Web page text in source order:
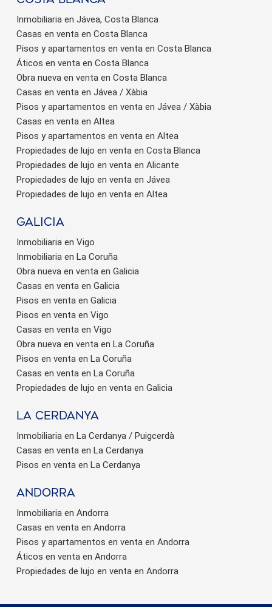
Inmobiliaria en Jávea, Costa Blanca
Casas en venta en Costa Blanca
Pisos y apartamentos en venta en Costa Blanca
Áticos en venta en Costa Blanca
Obra nueva en venta en Costa Blanca
Casas en venta en Jávea / Xàbia
Pisos y apartamentos en venta en Jávea / Xàbia
Casas en venta en Altea
Pisos y apartamentos en venta en Altea
Propiedades de lujo en venta en Costa Blanca
Propiedades de lujo en venta en Alicante
Propiedades de lujo en venta en Jávea
Propiedades de lujo en venta en Altea
Galicia
Inmobiliaria en Vigo
Inmobiliaria en La Coruña
Obra nueva en venta en Galicia
Casas en venta en Galicia
Pisos en venta en Galicia
Pisos en venta en Vigo
Casas en venta en Vigo
Obra nueva en venta en La Coruña
Pisos en venta en La Coruña
Casas en venta en La Coruña
Propiedades de lujo en venta en Galicia
La Cerdanya
Inmobiliaria en La Cerdanya / Puigcerdà
Casas en venta en La Cerdanya
Pisos en venta en La Cerdanya
Andorra
Inmobiliaria en Andorra
Casas en venta en Andorra
Pisos y apartamentos en venta en Andorra
Áticos en venta en Andorra
Propiedades de lujo en venta en Andorra